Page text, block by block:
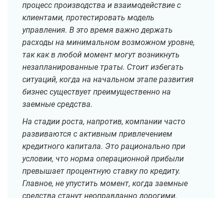
процесс производства и взаимодействие с
клиентами, протестировать модель
управления. В это время важно держать
расходы на минимальном возможном уровне,
так как в любой момент могут возникнуть
незапланированные траты. Стоит избегать
ситуаций, когда на начальном этапе развития
бизнес существует преимущественно на
заемные средства.
На стадии роста, напротив, компании часто
развиваются с активным привлечением
кредитного капитала. Это рационально при
условии, что норма операционной прибыли
превышает процентную ставку по кредиту.
Главное, не упустить момент, когда заемные
средства станут неоправданно дорогими.